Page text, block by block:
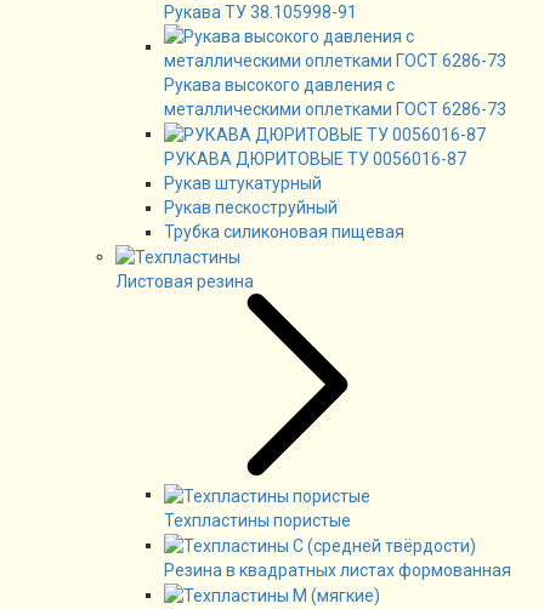
Рукава ТУ 38.105998-91
Рукава высокого давления с
металлическими оплетками ГОСТ 6286-73
РУКАВА ДЮРИТОВЫЕ ТУ 0056016-87
Рукав штукатурный
Рукав пескоструйный
Трубка силиконовая пищевая
Листовая резина
Техпластины пористые
Резина в квадратных листах формованная